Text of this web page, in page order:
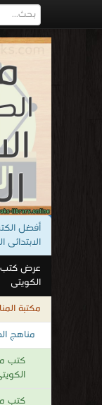
أفضل
الابتدائى
عرض كتب
الكويتى
مكتبة
مناهج
كتب
كتب